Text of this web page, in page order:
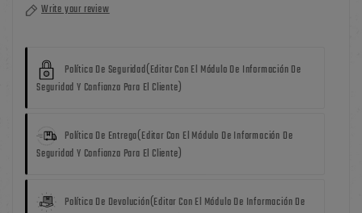
Write your review
Política De Seguridad(editar Con El Módulo De Información De
Seguridad Y Confianza Para El Cliente)
Política De Entrega(editar Con El Módulo De Información De
Seguridad Y Confianza Para El Cliente)
Política De Devolución(editar Con El Módulo De Información De